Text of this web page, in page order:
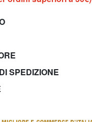
SPEDIZIONE